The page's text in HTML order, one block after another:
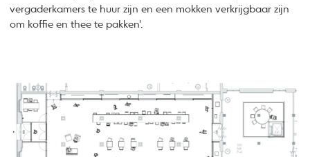
vergaderkamers te huur zijn en een mokken verkrijgbaar zijn
om koffie en thee te pakken'.